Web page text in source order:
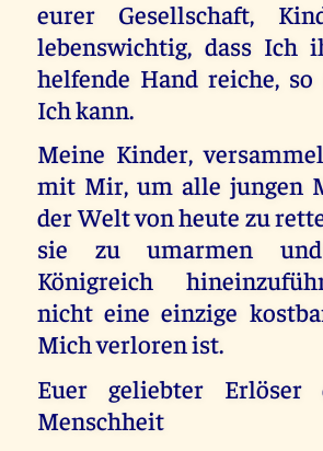
eurer Gesellschaft,
lebenswichtig, dass Ich
helfende Hand reiche,
Ich kann.
Meine Kinder,
mit Mir, um alle jungen
der Welt von heute zu
sie zu umarmen
Königreich
nicht eine einzige
Mich verloren ist.
Euer geliebter Erlöser
Menschheit